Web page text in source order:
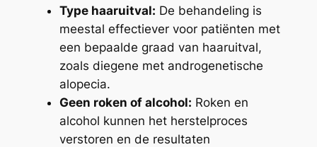
Type haaruitval: De behandeling is
meestal effectiever voor patiënten met
een bepaalde graad van haaruitval,
zoals diegene met androgenetische
alopecia.
Geen roken of alcohol: Roken en
alcohol kunnen het herstelproces
verstoren en de resultaten